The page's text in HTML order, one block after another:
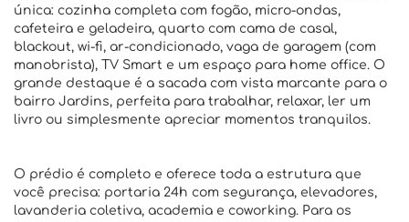
única: cozinha completa com fogão, micro-ondas,
cafeteira e geladeira, quarto com cama de casal,
blackout, wi-fi, ar-condicionado, vaga de garagem (com
manobrista), TV Smart e um espaço para home office. O
grande destaque é a sacada com vista marcante para o
bairro Jardins, perfeita para trabalhar, relaxar, ler um
livro ou simplesmente apreciar momentos tranquilos.
O prédio é completo e oferece toda a estrutura que
você precisa: portaria 24h com segurança, elevadores,
lavanderia coletiva, academia e coworking. Para os